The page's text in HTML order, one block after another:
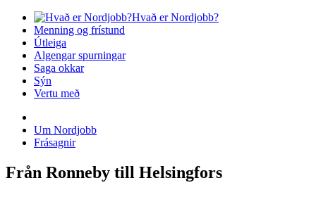
Hvað er Nordjobb?
Menning og frístund
Útleiga
Algengar spurningar
Saga okkar
Sýn
Vertu með
Um Nordjobb
Frásagnir
Från Ronneby till Helsingfors